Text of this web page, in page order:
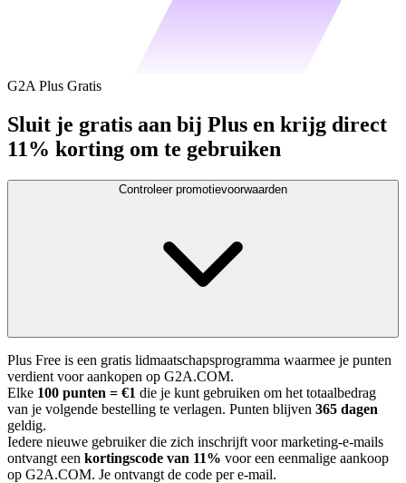
G2A Plus Gratis
Sluit je gratis aan bij Plus en krijg direct
11% korting om te gebruiken
Controleer promotievoorwaarden
Plus Free is een gratis lidmaatschapsprogramma waarmee je punten
verdient voor aankopen op G2A.COM.
Elke 100 punten = €1 die je kunt gebruiken om het totaalbedrag
van je volgende bestelling te verlagen. Punten blijven 365 dagen
geldig.
Iedere nieuwe gebruiker die zich inschrijft voor marketing-e-mails
ontvangt een kortingscode van 11% voor een eenmalige aankoop
op G2A.COM. Je ontvangt de code per e-mail.